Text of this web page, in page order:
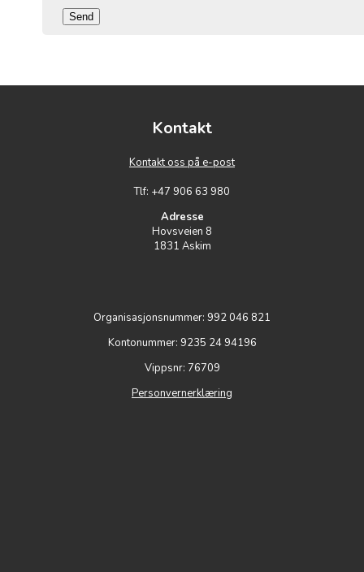
Kontakt
Kontakt oss på e-post
Tlf: +47 906 63 980
Adresse
Hovsveien 8
1831 Askim
Organisasjonsnummer: 992 046 821
Kontonummer: 9235 24 94196
Vippsnr: 76709
Personvernerklæring